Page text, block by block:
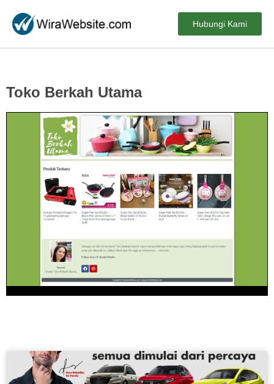
Hubungi Kami
Toko Berkah Utama